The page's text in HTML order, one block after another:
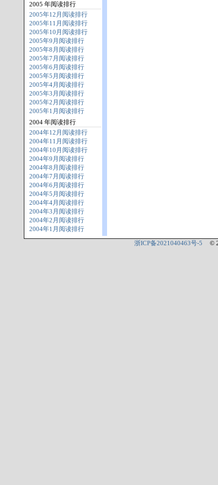
2005 年阅读排行
2005年12月阅读排行
2005年11月阅读排行
2005年10月阅读排行
2005年9月阅读排行
2005年8月阅读排行
2005年7月阅读排行
2005年6月阅读排行
2005年5月阅读排行
2005年4月阅读排行
2005年3月阅读排行
2005年2月阅读排行
2005年1月阅读排行
2004 年阅读排行
2004年12月阅读排行
2004年11月阅读排行
2004年10月阅读排行
2004年9月阅读排行
2004年8月阅读排行
2004年7月阅读排行
2004年6月阅读排行
2004年5月阅读排行
2004年4月阅读排行
2004年3月阅读排行
2004年2月阅读排行
2004年1月阅读排行
浙ICP备2021040463号-5 ©